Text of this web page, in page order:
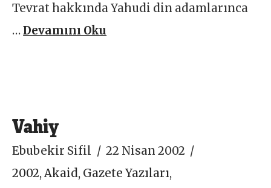
Tevrat hakkında Yahudi din adamlarınca
…Devamını Oku
Vahiy
Ebubekir Sifil
22 Nisan 2002
2002,Akaid, Gazete Yazıları,